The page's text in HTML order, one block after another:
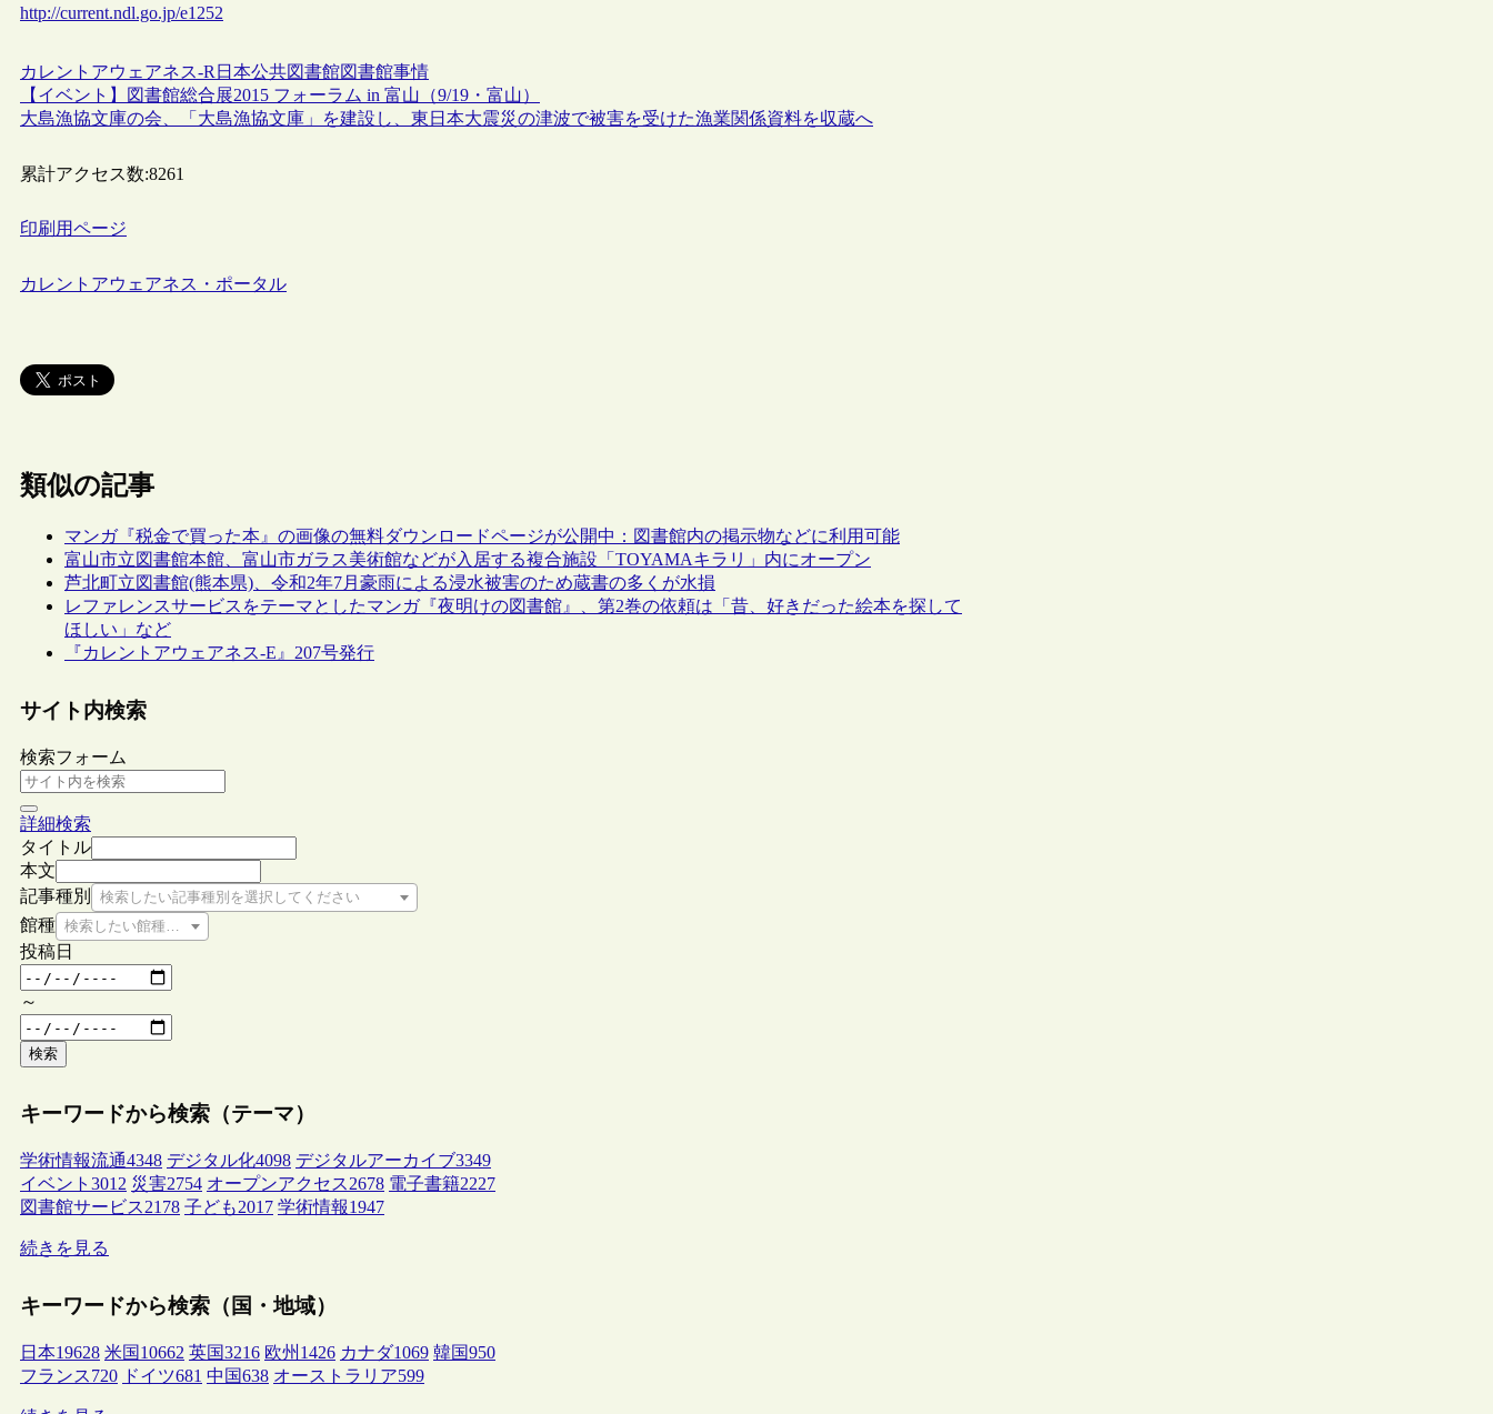
http://current.ndl.go.jp/e1252
カレントアウェアネス-R 日本公共図書館図書館事情
【イベント】図書館総合展2015 フォーラム in 富山（9/19・富山）
大島漁協文庫の会、「大島漁協文庫」を建設し、東日本大震災の津波で被害を受けた漁業関係資料を収蔵へ
累計アクセス数:8261
印刷用ページ
カレントアウェアネス・ポータル
類似の記事
マンガ『税金で買った本』の画像の無料ダウンロードページが公開中：図書館内の掲示物などに利用可能
富山市立図書館本館、富山市ガラス美術館などが入居する複合施設「TOYAMAキラリ」内にオープン
芦北町立図書館(熊本県)、令和2年7月豪雨による浸水被害のため蔵書の多くが水損
レファレンスサービスをテーマとしたマンガ『夜明けの図書館』、第2巻の依頼は「昔、好きだった絵本を探して
ほしい」など
『カレントアウェアネス-E』207号発行
サイト内検索
検索フォーム
詳細検索
タイトル
本文
記事種別
検索したい記事種別を選択してください
館種 検索したい館種を選択してください
投稿日
～
検索
キーワードから検索（テーマ）
学術情報流通4348 デジタル化4098 デジタルアーカイブ3349
イベント 3012 災害2754 オープンアクセス2678 電子書籍2227
図書館サービス2178 子ども2017 学術情報1947
続きを見る
キーワードから検索（国・地域）
日本19628 米国 10662 英国3216 欧州 1426 カナダ1069 韓国950
フランス720 ドイツ681 中国638 オーストラリア599